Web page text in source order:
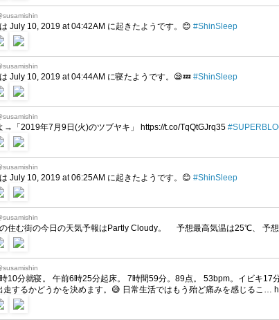
は July 10, 2019 at 04:42AM に起きたようです。😊 #ShinSleep
は July 10, 2019 at 04:44AM に寝たようです。😪💤 #ShinSleep
→「2019年7月9日(火)のツブヤキ」 https://t.co/TqQtGJrq35
は July 10, 2019 at 06:25AM に起きたようです。😊 #ShinSleep
の住む街の今日の天気予報はPartly Cloudy。 予想最高気温は25℃、 予
10分就寝。 午前6時25分起床。 7時間59分。89点。 53bpm。イビキ17
走するかどうかを決めます。😅 日常生活ではもう殆ど痛みを感じるこ…